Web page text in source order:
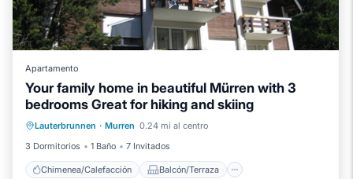
Apartamento
Your family home in beautiful Mürren with 3
bedrooms Great for hiking and skiing
Lauterbrunnen · Murren 0.24 mi al centro
3 Dormitorios
1 Baño 7 Invitados
Chimenea/Calefacción Balcón/Terraza
Chimenea/Calefacción
Balcón/Terraza
Cocina
Internet